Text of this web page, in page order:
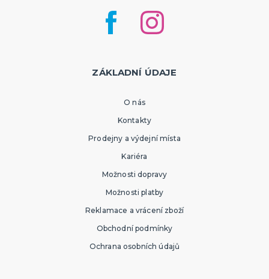
ZÁKLADNÍ ÚDAJE
O nás
Kontakty
Prodejny a výdejní místa
Kariéra
Možnosti dopravy
Možnosti platby
Reklamace a vrácení zboží
Obchodní podmínky
Ochrana osobních údajů